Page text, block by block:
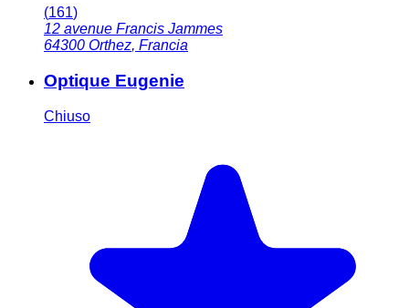
(161)
12 avenue Francis Jammes
64300 Orthez, Francia
Optique Eugenie
Chiuso